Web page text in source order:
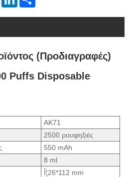
(Προδιαγραφές)
Puffs Disposable
ΑΚ71
2500 ρουφηξιές
550 mAh
8 ml
Î¦26*112 mm